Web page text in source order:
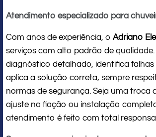
Atendimento especializado para
Com anos de experiência, o Adriano
serviços com alto padrão de qualidade.
diagnóstico detalhado, identifica
aplica a solução correta, sempre
normas de segurança. Seja uma troca
ajuste na fiação ou instalação
atendimento é feito com total